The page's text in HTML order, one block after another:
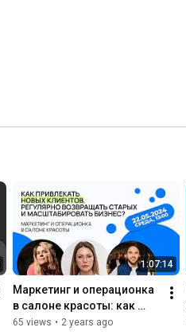
1:07:14
Маркетинг и операционка
в салоне красоты: как
привлекать клиентов,
65 views • 2 years ago